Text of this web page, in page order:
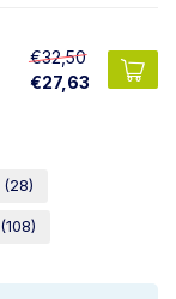
€32,50
€27,63
(28)
(108)